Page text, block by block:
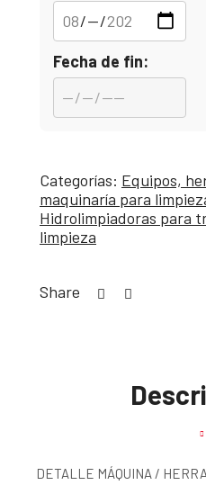
Fecha de fin:
Categorías: Equipos,
maquinaría para
Hidrolimpiadoras para
limpieza
Share
DETALLE MÁQUINA /